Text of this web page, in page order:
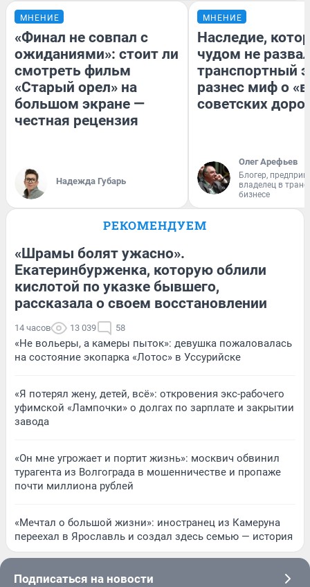
МНЕНИЕ
«Финал не совпал с
ожиданиями»: стоит ли
смотреть фильм
«Старый орел» на
большом экране —
честная рецензия
Надежда Губарь
МНЕНИЕ
Наследие,
чудом не
транспортный
разнес миф о
советских
Олег Арефьев
Блогер,
владелец в
бизнесе
РЕКОМЕНДУЕМ
«Шрамы болят ужасно».
Екатеринбурженка, которую облили
кислотой по указке бывшего,
рассказала о своем восстановлении
14 часов 13 039 58
«Не вольеры, а камеры пыток»: девушка пожаловалась
на состояние экопарка «Лотос» в Уссурийске
«Я потерял жену, детей, всё»: откровения экс-рабочего
уфимской «Лампочки» о долгах по зарплате и закрытии
завода
«Он мне угрожает и портит жизнь»: москвич обвинил
турагента из Волгограда в мошенничестве и пропаже
почти миллиона рублей
«Мечтал о большой жизни»: иностранец из Камеруна
переехал в Ярославль и создал здесь семью — история
Подписаться на новости